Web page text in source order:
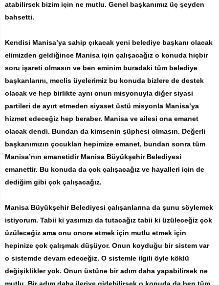
atabilirsek bizim için ne mutlu. Genel başkanımız üç şeyden
bahsetti.
Kendisi Manisa’ya sahip çıkacak yeni belediye başkanı olacak
elimizden geldiğince Manisa için çalışacağız o konuda hiçbir
soru işareti olmasın ve ben eminim buradaki tüm belediye
başkanlarını, meclis üyelerimiz bu konuda bizlere de destek
olacak ve hep birlikte aynı onun misyonuyla diğer siyasi
partileri de ayırt etmeden siyaset üstü misyonla Manisa’ya
hizmet edeceğiz hep beraber. Manisa ve ailesi ona emanet
olacak dendi. Bundan da kimsenin şüphesi olmasın. Değerli
başkanımızın çocukları hepimize emanet, bundan sonra tüm
Manisa’nın emanetidir Manisa Büyükşehir Belediyesi
emanettir. Bu konuda da çok çalışacağız ve hayalleri için de
dediğim gibi çok çalışacağız.
Manisa Büyükşehir Belediyesi çalışanlarına da şunu söylemek
istiyorum. Tabii ki yasımızı da tutacağız tabii ki üzüleceğiz çok
üzüleceğiz ama onu onore etmek için mutlu etmek için
hepinize çok çalışmak düşüyor. Onun koyduğu bir sistem var
o sistemde devam edeceğiz. O sistemle ilgili öyle köklü
değişiklikler yok. Onun üstüne bir adım daha yapabilirsek ne